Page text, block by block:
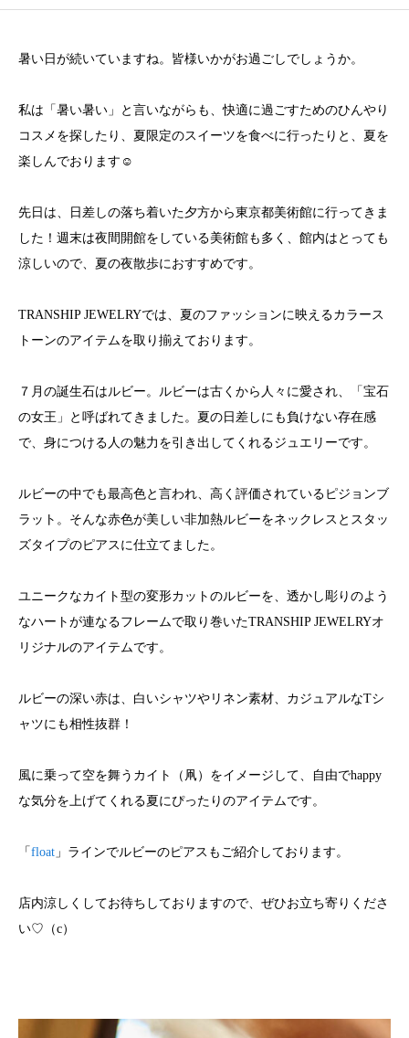
暑い日が続いていますね。皆様いかがお過ごしでしょうか。
私は「暑い暑い」と言いながらも、快適に過ごすためのひんやり
コスメを探したり、夏限定のスイーツを食べに行ったりと、夏を
楽しんでおります☺︎
先日は、日差しの落ち着いた夕方から東京都美術館に行ってきま
した！週末は夜間開館をしている美術館も多く、館内はとっても
涼しいので、夏の夜散歩におすすめです。
TRANSHIP JEWELRYでは、夏のファッションに映えるカラース
トーンのアイテムを取り揃えております。
７月の誕生石はルビー。ルビーは古くから人々に愛され、「宝石
の女王」と呼ばれてきました。夏の日差しにも負けない存在感
で、身につける人の魅力を引き出してくれるジュエリーです。
ルビーの中でも最高色と言われ、高く評価されているピジョンブ
ラット。そんな赤色が美しい非加熱ルビーをネックレスとスタッ
ズタイプのピアスに仕立てました。
ユニークなカイト型の変形カットのルビーを、透かし彫りのよう
なハートが連なるフレームで取り巻いたTRANSHIP JEWELRYオ
リジナルのアイテムです。
ルビーの深い赤は、白いシャツやリネン素材、カジュアルなTシ
ャツにも相性抜群！
風に乗って空を舞うカイト（凧）をイメージして、自由でhappy
な気分を上げてくれる夏にぴったりのアイテムです。
「 float 」ラインでルビーのピアスもご紹介しております。
店内涼しくしてお待ちしておりますので、ぜひお立ち寄りくださ
い♡（c）